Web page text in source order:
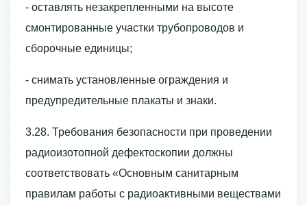
- оставлять незакрепленными на высоте
смонтированные участки трубопроводов и
сборочные единицы;
- снимать установленные ограждения и
предупредительные плакаты и знаки.
3.28. Требования безопасности при проведении
радиоизотопной дефектоскопии должны
соответствовать «Основным санитарным
правилам работы с радиоактивными веществами